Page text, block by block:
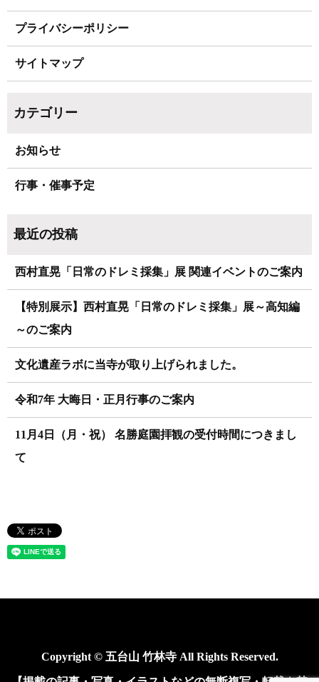
プライバシーポリシー
サイトマップ
お知らせ
行事・催事予定
西村直晃「日常のドレミ採集」展 関連イベントのご案内
【特別展示】西村直晃「日常のドレミ採集」展～高知編
～のご案内
文化遺産ラボに当寺が取り上げられました。
令和7年 大晦日・正月行事のご案内
11月4日（月・祝） 名勝庭園拝観の受付時間につきまし
て
Copyright © 五台山 竹林寺 All Rights Reserved.